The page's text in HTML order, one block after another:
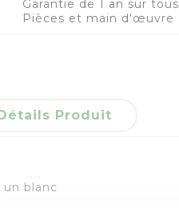
Garantie de 1 an sur
Pièces et main d'œuvre
Produit
blanc